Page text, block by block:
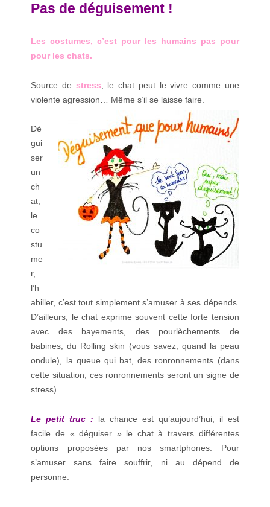
Pas de déguisement !
Les costumes, c’est pour les humains pas pour
pour les chats.
Source de stress , le chat peut le vivre comme une
violente agression… Même s’il se laisse faire.
Dé
gui
ser
un
ch
at,
le
co
stu
me
r,
l’h
abiller, c’est tout simplement s’amuser à ses dépends.
D’ailleurs, le chat exprime souvent cette forte tension
avec des bayements, des pourlèchements de
babines, du Rolling skin (vous savez, quand la peau
ondule), la queue qui bat, des ronronnements (dans
cette situation, ces ronronnements seront un signe de
stress)…
Le petit truc :
la chance est qu’aujourd’hui, il est
facile de « déguiser » le chat à travers différentes
options proposées par nos smartphones. Pour
s’amuser sans faire souffrir, ni au dépend de
personne.